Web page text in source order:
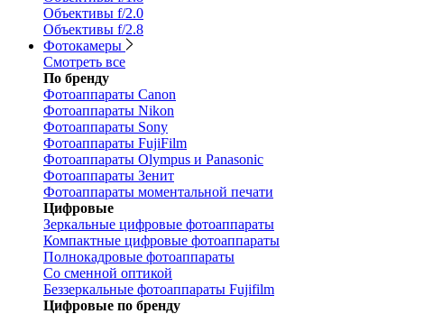
Объективы f/2.0
Объективы f/2.8
Фотокамеры
Смотреть все
По бренду
Фотоаппараты Canon
Фотоаппараты Nikon
Фотоаппараты Sony
Фотоаппараты FujiFilm
Фотоаппараты Olympus и Panasonic
Фотоаппараты Зенит
Фотоаппараты моментальной печати
Цифровые
Зеркальные цифровые фотоаппараты
Компактные цифровые фотоаппараты
Полнокадровые фотоаппараты
Со сменной оптикой
Беззеркальные фотоаппараты Fujifilm
Цифровые по бренду